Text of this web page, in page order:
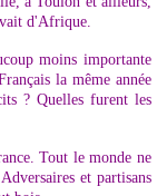
d'Afrique.
moins importante
la même année
? Quelles furent les
Tout le monde ne
et partisans